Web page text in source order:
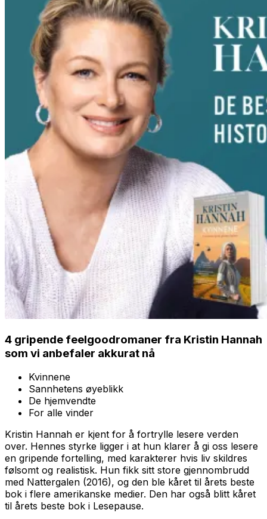
4 gripende feelgoodromaner fra Kristin Hannah
som vi anbefaler akkurat nå
Kvinnene
Sannhetens øyeblikk
De hjemvendte
For alle vinder
Kristin Hannah er kjent for å fortrylle lesere verden
over. Hennes styrke ligger i at hun klarer å gi oss lesere
en gripende fortelling, med karakterer hvis liv skildres
følsomt og realistisk. Hun fikk sitt store gjennombrudd
med Nattergalen (2016), og den ble kåret til årets beste
bok i flere amerikanske medier. Den har også blitt kåret
til årets beste bok i Lesepause.